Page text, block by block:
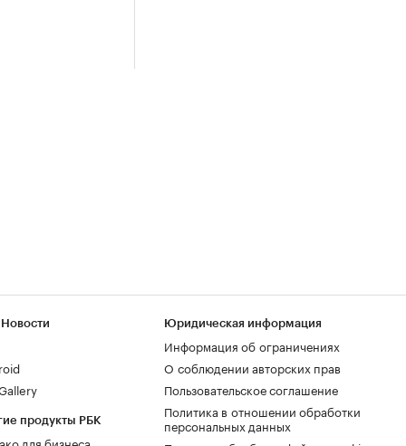
продукты РБК
для бизнеса
Юридическая информация
Информация об ограничениях
О соблюдении авторских прав
Пользовательское соглашение
Политика в отношении обработки
персональных данных